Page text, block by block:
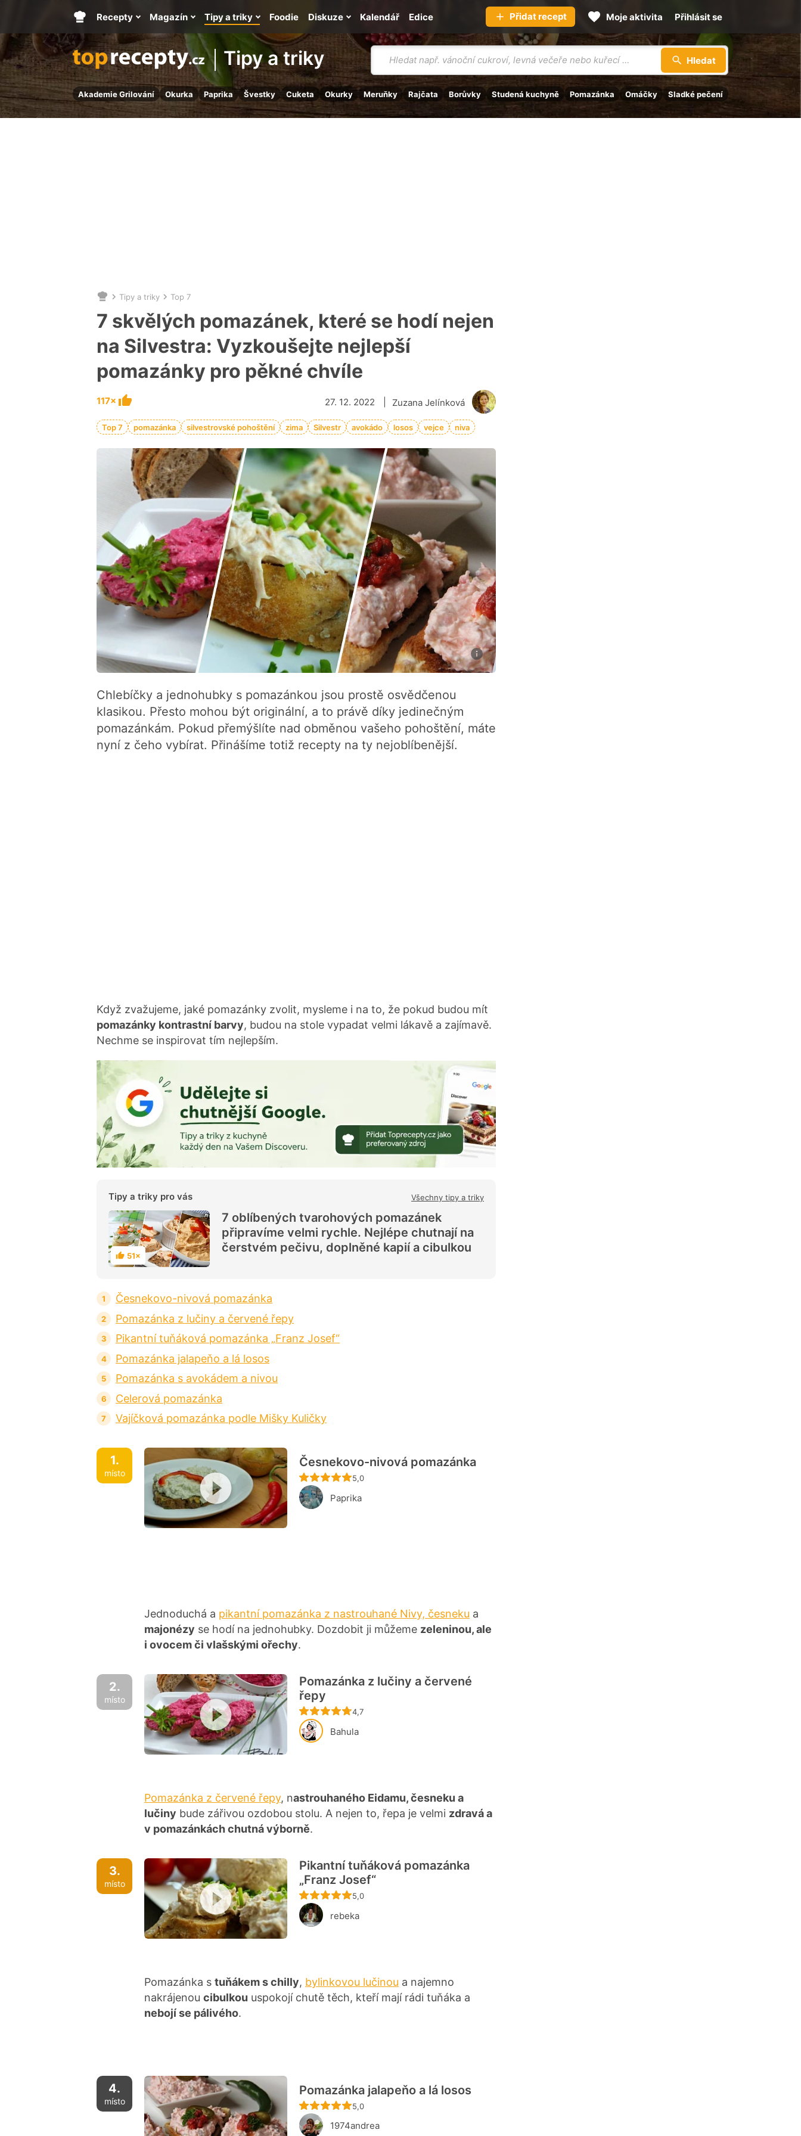
Tipy a triky
Vyhledávání
Hledat
Akademie Grilování Okurka Paprika Švestky Cuketa Okurky Meruňky Rajčata Borůvky Studená kuchyně Pomazánka Omáčky Sladké pečení
Hlavní
stránka
Recepty Magazín Tipy a triky Kalendář
Foodie Diskuze Edice Přidat recept Moje aktivita Přihlásit se
Nacházíte
se
zde:
Tipy a triky Top 7
7 skvělých pomazánek, které se hodí nejen
na Silvestra: Vyzkoušejte nejlepší
pomazánky pro pěkné chvíle
117× Zuzana Jelínková
27. 12. 2022
Top 7 pomazánka silvestrovské pohoštění zima Silvestr avokádo losos vejce niva
Chlebíčky a jednohubky s pomazánkou jsou prostě osvědčenou
klasikou. Přesto mohou být originální, a to právě díky jedinečným
pomazánkám. Pokud přemýšlíte nad obměnou vašeho pohoštění, máte
nyní z čeho vybírat. Přinášíme totiž recepty na ty nejoblíbenější.
Když zvažujeme, jaké pomazánky zvolit, mysleme i na to, že pokud budou mít
pomazánky kontrastní barvy, budou na stole vypadat velmi lákavě a zajímavě.
Nechme se inspirovat tím nejlepším.
Tipy a triky pro vás Všechny tipy a triky
H
o
o
c
e
n
í
51×
7 oblíbených tvarohových pomazánek
připravíme velmi rychle. Nejlépe chutnají na
čerstvém pečivu, doplněné kapií a cibulkou
Česnekovo-nivová pomazánka
Pomazánka z lučiny a červené řepy
Pikantní tuňáková pomazánka „Franz Josef“
Pomazánka jalapeňo a lá losos
Pomazánka s avokádem a nivou
Celerová pomazánka
Vajíčková pomazánka podle Mišky Kuličky
1.
místo
Česnekovo-nivová pomazánka
Recept ještě nebyl hodnocen
5,0
Paprika
Jednoduchá a pikantní pomazánka z nastrouhané Nivy, česneku a
majonézy se hodí na jednohubky. Dozdobit ji můžeme zeleninou, ale
i ovocem či vlašskými ořechy.
2.
místo
Pomazánka z lučiny a červené
řepy
Recept ještě nebyl hodnocen
4,7
Bahula
Pomazánka z červené řepy, nastrouhaného Eidamu, česneku a
lučiny bude zářivou ozdobou stolu. A nejen to, řepa je velmi zdravá a
v pomazánkách chutná výborně.
3.
místo
Pikantní tuňáková pomazánka
„Franz Josef“
Recept ještě nebyl hodnocen
5,0
rebeka
Pomazánka s tuňákem s chilly, bylinkovou lučinou a najemno
nakrájenou cibulkou uspokojí chutě těch, kteří mají rádi tuňáka a
nebojí se pálivého.
4.
místo
Pomazánka jalapeňo a lá losos
Recept ještě nebyl hodnocen
5,0
1974andrea